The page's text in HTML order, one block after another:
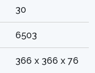
30
6503
366 x 366 x 76